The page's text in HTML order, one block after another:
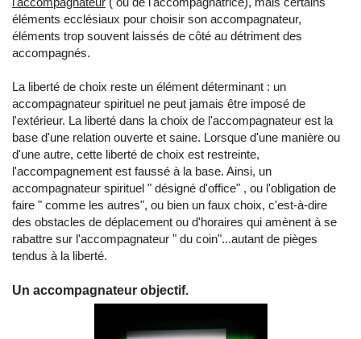
éléments ecclésiaux pour choisir son accompagnateur,
éléments trop souvent laissés de côté au détriment des
accompagnés.
La liberté de choix reste un élément déterminant : un
accompagnateur spirituel ne peut jamais être imposé de
l'extérieur. La liberté dans la choix de l'accompagnateur est la
base d'une relation ouverte et saine. Lorsque d'une manière ou
d'une autre, cette liberté de choix est restreinte,
l'accompagnement est faussé à la base. Ainsi, un
accompagnateur spirituel " désigné d'office" , ou l'obligation de
faire " comme les autres", ou bien un faux choix, c'est-à-dire
des obstacles de déplacement ou d'horaires qui amènent à se
rabattre sur l'accompagnateur " du coin"...autant de pièges
tendus à la liberté.
Un accompagnateur objectif.